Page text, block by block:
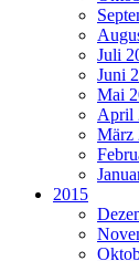
Juli
Juni
Mai
April
März
2015